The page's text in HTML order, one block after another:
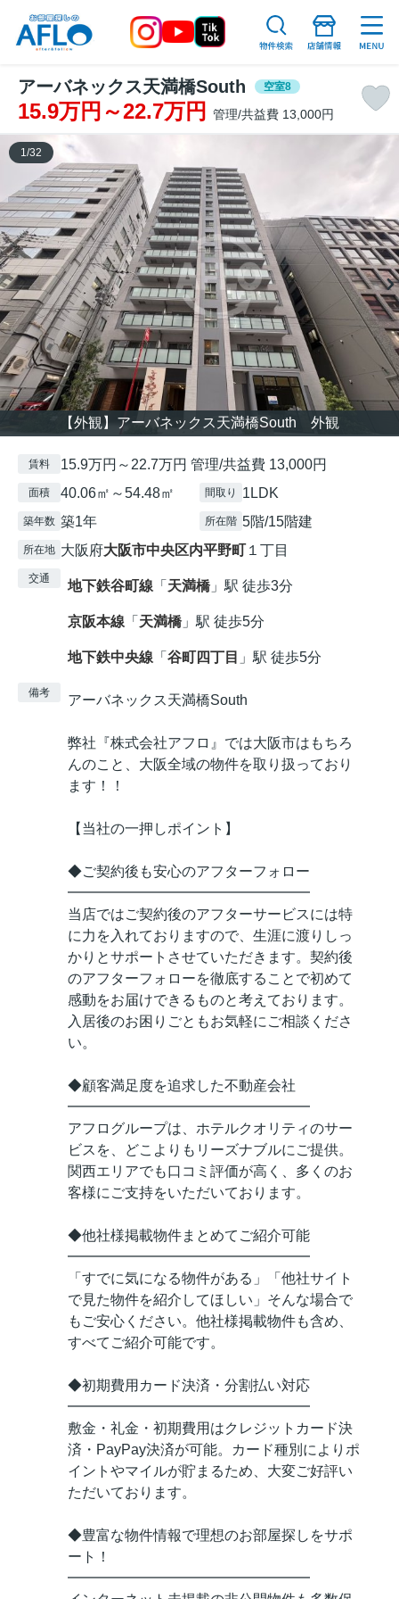
アーバネックス天満橋South 空室8
15.9万円～22.7万円 管理/共益費 13,000円
【外観】アーバネックス天満橋South 外観
1 /32
賃料 15.9万円～22.7万円 管理/共益費 13,000円
面積 40.06㎡～54.48㎡ 間取り 1LDK
築年数 築1年 所在階 5階/15階建
所在地 大阪府大阪市中央区内平野町 １丁目
交通 地下鉄谷町線 「 天満橋」駅 徒歩3分
京阪本線 「 天満橋」駅 徒歩5分
地下鉄中央線 「 谷町四丁目 」駅 徒歩5分
備考 アーバネックス天満橋South
弊社『株式会社アフロ』では大阪市はもちろ
んのこと、大阪全域の物件を取り扱っており
ます！！
【当社の一押しポイント】
◆ご契約後も安心のアフターフォロー
━━━━━━━━━━━━━━━━━
当店ではご契約後のアフターサービスには特
に力を入れておりますので、生涯に渡りしっ
かりとサポートさせていただきます。契約後
のアフターフォローを徹底することで初めて
感動をお届けできるものと考えております。
入居後のお困りごともお気軽にご相談くださ
い。
◆顧客満足度を追求した不動産会社
━━━━━━━━━━━━━━━━━
アフログループは、ホテルクオリティのサー
ビスを、どこよりもリーズナブルにご提供。
関西エリアでも口コミ評価が高く、多くのお
客様にご支持をいただいております。
◆他社様掲載物件まとめてご紹介可能
━━━━━━━━━━━━━━━━━
「すでに気になる物件がある」「他社サイト
で見た物件を紹介してほしい」そんな場合で
もご安心ください。他社様掲載物件も含め、
すべてご紹介可能です。
◆初期費用カード決済・分割払い対応
━━━━━━━━━━━━━━━━━
敷金・礼金・初期費用はクレジットカード決
済・PayPay決済が可能。カード種別によりポ
イントやマイルが貯まるため、大変ご好評い
ただいております。
◆豊富な物件情報で理想のお部屋探しをサポ
ート！
━━━━━━━━━━━━━━━━━